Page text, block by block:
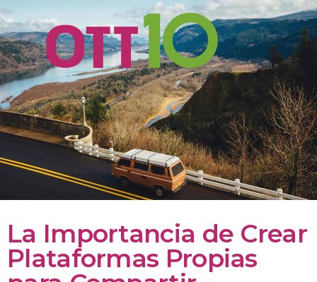
La Importancia de Crear
Plataformas Propias